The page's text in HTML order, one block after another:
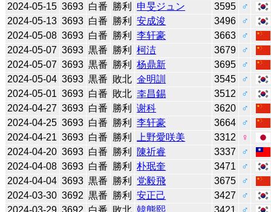
2024-05-15 3693 白番 勝利 申旻ジュン 3595
♂
2024-05-13 3693 白番 勝利 安成浚 3496
♂
2024-05-08 3693 白番 勝利 李轩豪 3663
♂
2024-05-07 3693 黒番 勝利 柯洁 3679
♂
2024-05-07 3693 黒番 勝利 杨鼎新 3695
♂
2024-05-04 3693 黒番 敗北 金明訓 3545
♂
2024-05-01 3693 白番 敗北 李昌錫 3512
♂
2024-04-27 3693 白番 勝利 谢科 3620
♂
2024-04-25 3693 白番 勝利 李轩豪 3664
♂
2024-04-21 3693 白番 勝利 上野愛咲美 3312
♀
2024-04-20 3693 白番 勝利 陳祈睿 3337
♂
2024-04-08 3693 白番 勝利 朴珉奎 3471
♂
2024-04-04 3693 黒番 勝利 党毅飛 3675
♂
2024-03-30 3692 黒番 勝利 安正己 3427
♂
2024-03-29 3692 白番 敗北 韓態熙 3421
♂